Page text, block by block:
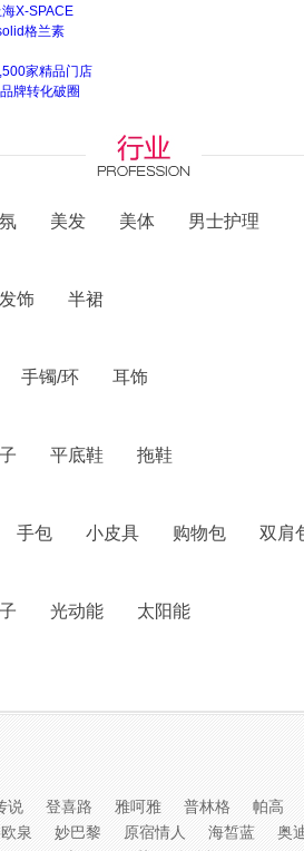
X-SPACE
格兰素
家精品门店
牌转化破圈
美发 美体 男士护理
发饰 半裙
手镯/环 耳饰
平底鞋 拖鞋
手包 小皮具 购物包 双肩
光动能 太阳能
说 登喜路 雅呵雅 普林格
帕高
泉 妙巴黎 原宿情人 海皙蓝
奥